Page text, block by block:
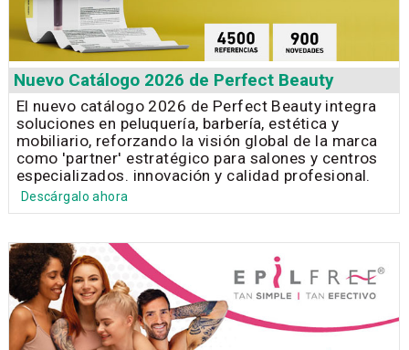
Nuevo Catálogo 2026 de Perfect Beauty
El nuevo catálogo 2026 de Perfect Beauty integra
soluciones en peluquería, barbería, estética y
mobiliario, reforzando la visión global de la marca
como 'partner' estratégico para salones y centros
especializados. innovación y calidad profesional.
Descárgalo ahora